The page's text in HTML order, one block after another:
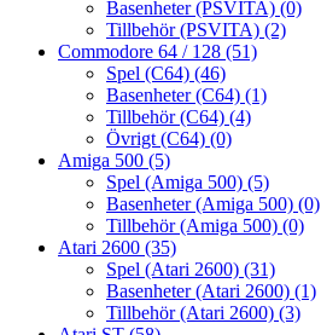
Basenheter (PSVITA) (0)
Tillbehör (PSVITA) (2)
Commodore 64 / 128 (51)
Spel (C64) (46)
Basenheter (C64) (1)
Tillbehör (C64) (4)
Övrigt (C64) (0)
Amiga 500 (5)
Spel (Amiga 500) (5)
Basenheter (Amiga 500) (0)
Tillbehör (Amiga 500) (0)
Atari 2600 (35)
Spel (Atari 2600) (31)
Basenheter (Atari 2600) (1)
Tillbehör (Atari 2600) (3)